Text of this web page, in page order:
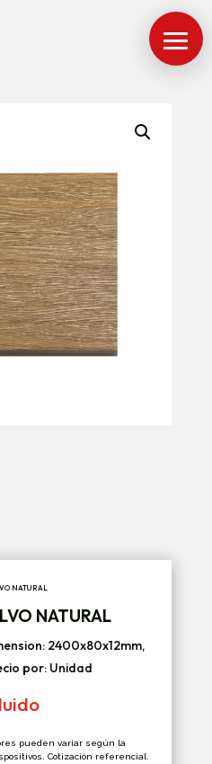
NATURAL
NATURAL
2400x80x12mm,
por: Unidad
pueden variar según la
Cotización referencial.